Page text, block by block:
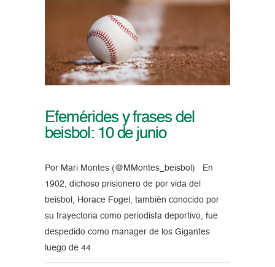
Efemérides y frases del
beisbol: 10 de junio
Por Mari Montes (@MMontes_beisbol) En
1902, dichoso prisionero de por vida del
beisbol, Horace Fogel, también conocido por
su trayectoria como periodista deportivo, fue
despedido como manager de los Gigantes
luego de 44